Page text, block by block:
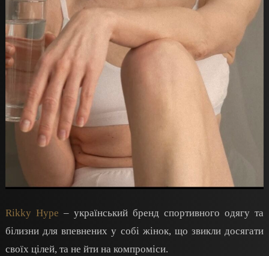
Rikky Hype – український бренд спортивного одягу та
білизни для впевнених у собі жінок, що звикли досягати
своїх цілей, та не йти на компроміси.